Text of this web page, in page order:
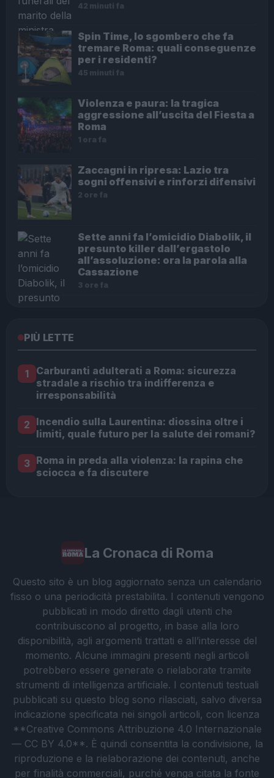
42 minuti fa
Spin Time, lo sgombero che fa
tremare Roma: quali conseguenze
per i residenti?
45 minuti fa
Violenza e paura: la tragica
aggressione all’uscita del Fiesta a
Roma
1 ora fa
Zaccagni in ripresa: Lazio tra
sogni offensivi e rinforzi difensivi
2 ore fa
Sette anni fa l’omicidio Diabolik, il
presunto killer dall’ergastolo
all’assoluzione: ora la parola alla
Cassazione
3 ore fa
PIÙ LETTE
1
Carburanti adulterati a Roma: sicurezza
stradale a rischio tra indifferenza e
irresponsabilità
2 Incendio sulla Laurentina: diossina oltre i
limiti, quale futuro per la salute dei romani?
3 Roma in preda alla violenza: la rapina che
sciocca e fa discutere
La Cronaca di Roma
Questo sito è un blog aggiornato senza un calendario
fisso o una periodicità prestabilita. I contenuti vengono
pubblicati in modo diretto dagli utenti che
contribuiscono al progetto, in base alla loro
disponibilità, agli argomenti trattati e all’interesse del
momento. Alcune immagini presenti negli articoli
potrebbero essere generate o rielaborate tramite
strumenti di intelligenza artificiale. I contenuti testuali
pubblicati su questo blog sono rilasciati, salvo diversa
indicazione specificata nei singoli articoli, con licenza
**Creative Commons Attribuzione 4.0 Internazionale
— CC BY 4.0**. È quindi consentita la condivisione, la
riproduzione e la rielaborazione dei contenuti, anche
per finalità commerciali, purché venga citata la fonte